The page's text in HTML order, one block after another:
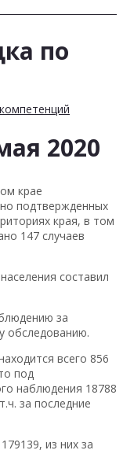
по
2020
крае
подтвержденных
края, в том
147 случаев
составил
за
обследованию.
всего 856
под
наблюдения 18788
за последние
из них за